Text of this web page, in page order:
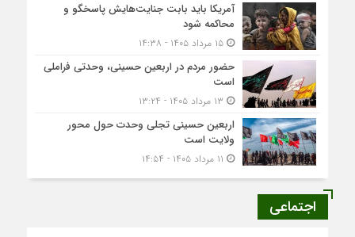
آمریکا باید بابت جنایت‌هایش پاسخگو و
محاکمه شود
۱۵ مرداد ۱۴۰۵ - ۱۴:۳۸
حضور مردم در اربعین حسینی، وحدتی فراملی
است
اربعین حسینی تجلی وحدت حول محور
ولایت است
اجتماعی